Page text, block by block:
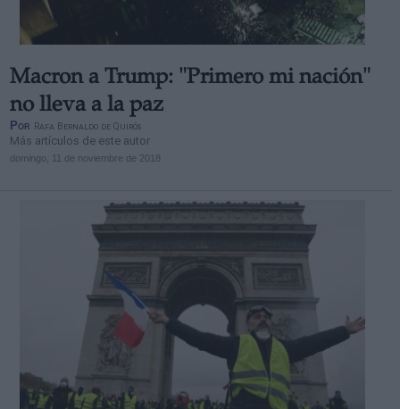
Macron a Trump: "Primero mi nación"
no lleva a la paz
Por Rafa Bernaldo de Quirós
Más artículos de este autor
domingo, 11 de noviembre de 2018
Derechos:
Información adicional